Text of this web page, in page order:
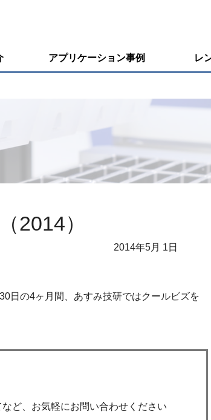
アプリケーション事例 レ
2014）
2014年5月 1日
日の4ヶ月間、あすみ技研ではクールビズを
ど、お気軽にお問い合わせください